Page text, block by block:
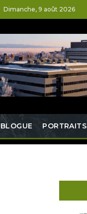
Dimanche, 9 août 2026
BLOGUE PORTRAITS